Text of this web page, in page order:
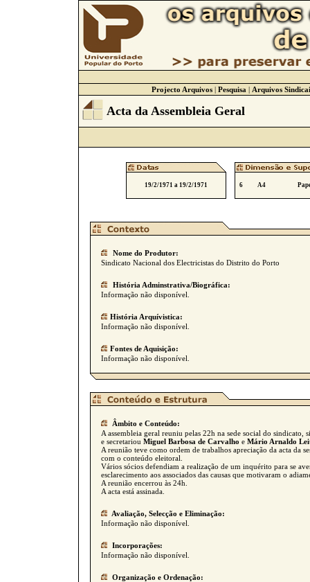
Projecto Arquivos| Pesquisa | Arquivos
Acta da Assembleia Geral
19/2/1971 a 19/2/1971 6 A4
Nome do Produtor:
Sindicato Nacional dos Electricistas do Distrito do Porto
História Adminstrativa/Biográfica:
Informação não disponível.
História Arquívistica:
Informação não disponível.
Fontes de Aquisição:
Informação não disponível.
Âmbito e Conteúdo:
A assembleia geral reuniu pelas 22h na sede social do sindicato,
e secretariou Miguel Barbosa de Carvalho e Mário Arnaldo
A reunião teve como ordem de trabalhos apreciação da acta da
com o conteúdo eleitoral.
Vários sócios defendiam a realização de um inquérito para se
esclarecimento aos associados das causas que motivaram o
A reunião encerrou às 24h.
A acta está assinada.
Avaliação, Selecção e Eliminação:
Informação não disponível.
Incorporações:
Informação não disponível.
Organização e Ordenação: